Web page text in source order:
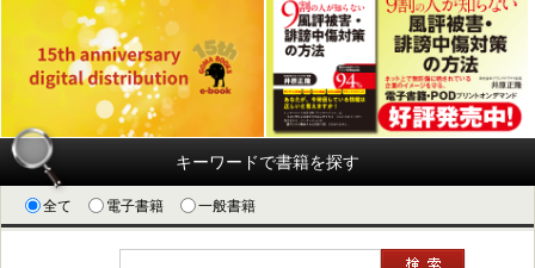
キーワードで書籍を探す
全て 電子書籍 一般書籍